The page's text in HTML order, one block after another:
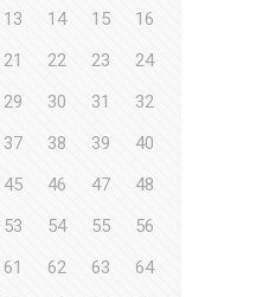
13 14 15
16
21 22 23
24
29 30 31
32
37 38 39
40
45 46 47
48
53 54 55
56
61 62 63
64